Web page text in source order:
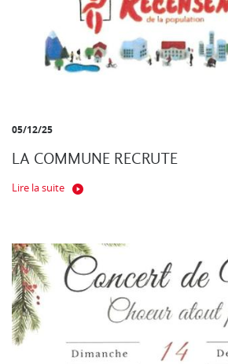
05/12/25
LA COMMUNE RECRUTE
Lire la suite